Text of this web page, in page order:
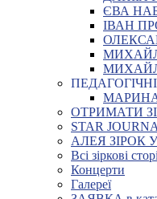
ЄВА
ІВАН
ОТРИМАТИ
STAR
АЛЕЯ ЗІРОК
Всі зіркові
Концерти
Галереї